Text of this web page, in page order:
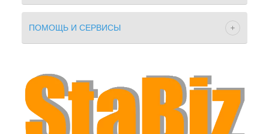
ПОМОЩЬ И СЕРВИСЫ